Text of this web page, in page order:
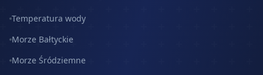
Temperatura wody
Morze Bałtyckie
Morze Śródziemne